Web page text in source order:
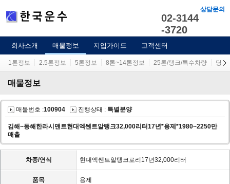
상담문의
02-3144
-3720
회사소개 매물정보 지입가이드 고객센터
1톤정보 2.5톤정보 5톤정보 8톤~14톤정보 25톤/탱크/특수차량 당사
매물정보
매물번호 :100904 진행상태 : 특별분양
김해~동해한라시맨트현대엑쎈트알탱크32,000리터17년*용제*1980~2250만
매출
차종/연식 현대엑쎈트알탱크로리17년32,000리터
품목 용제